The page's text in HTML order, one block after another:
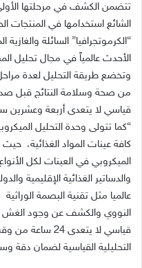
الشائع استخدامها في المنتجات
“الكرموتجرافيا” السائلة
الأحدث عالمياً في مجال تحليل
وتخضع طريقة التحليل لعدة
من صحة وسلامة النتائج قبل
قياسي لا يتعدى أربعة وعشرين
“كما تتولى وحدة التحليل
كافة عينات المواد الغذائية،
الميكروبي في العينات لكل
والدساتير الغذائية الإقليمية
النووي والكشف عن وجود
قياسي لا يتعدى
التحليلية القياسية لضمان دقة